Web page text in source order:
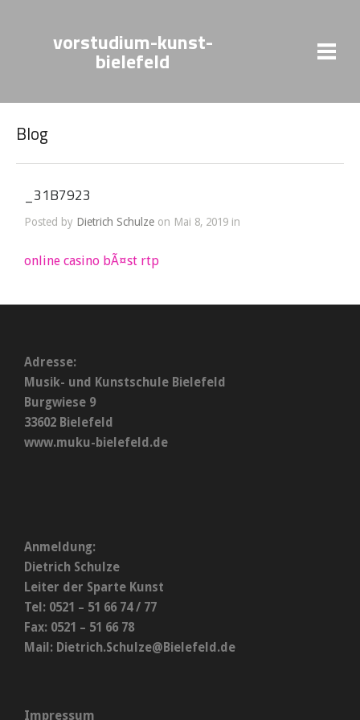
vorstudium-kunst-
bielefeld
Blog
_31B7923
Posted by Dietrich Schulze on Mai 8, 2019 in
online casino bÃ¤st rtp
Adresse:
Musik- und Kunstschule Bielefeld
Burgwiese 9
33602 Bielefeld
www.muku-bielefeld.de
Anmeldung:
Dietrich Schulze
Leiter der Sparte Kunst
Tel: 0521 – 51 66 74 / 77
Fax: 0521 – 51 66 78
Mail: Dietrich.Schulze@Bielefeld.de
Impressum